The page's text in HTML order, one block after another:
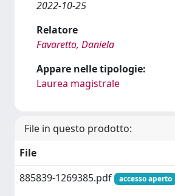
2022-10-25
Relatore
Favaretto, Daniela
Appare nelle tipologie:
Laurea magistrale
File in questo prodotto:
File
885839-1269385.pdf
accesso aperto